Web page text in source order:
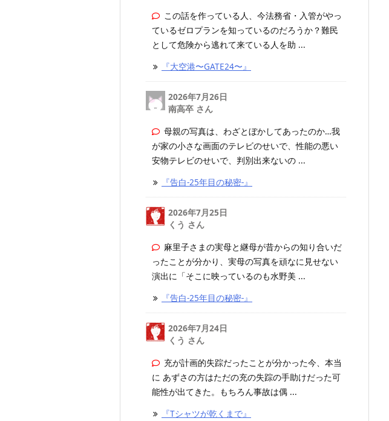
この話を作っている人、今法務省・入管がやっ
ているゼロプランを知っているのだろうか？難民
として危険から逃れて来ている人を助 ...
『大空港〜GATE24〜』
2026年7月26日
南高卒 さん
母親の写真は、わざとぼかしてあったのか…我
が家の小さな画面のテレビのせいで、性能の悪い
安物テレビのせいで、判別出来ないの ...
『告白-25年目の秘密-』
2026年7月25日
くう さん
麻里子さまの実母と継母が昔からの知り合いだ
ったことが分かり、実母の写真を頑なに見せない
演出に「そこに映っているのも水野美 ...
『告白-25年目の秘密-』
2026年7月24日
くう さん
充が計画的失踪だったことが分かった今、本当
に あずさの方はただの充の失踪の手助けだった可
能性が出てきた。もちろん事故は偶 ...
『Tシャツが乾くまで』